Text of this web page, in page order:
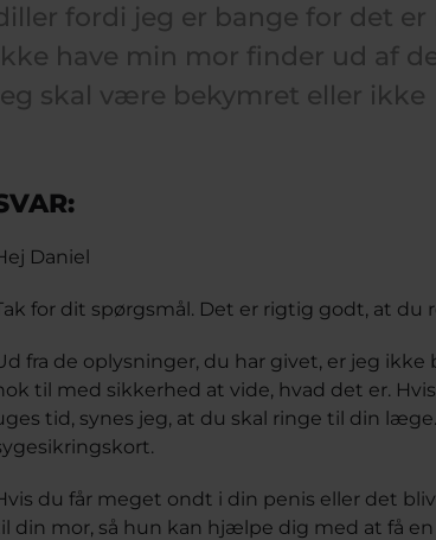
fordi jeg er bange for det
have min mor finder ud af
skal være bekymret eller ikke
Daniel
for dit spørgsmål. Det er rigtig godt, at du
fra de oplysninger, du har givet, er jeg
til med sikkerhed at vide, hvad det er.
tid, synes jeg, at du skal ringe til din
du får meget ondt i din penis eller det
din mor, så hun kan hjælpe dig med at få